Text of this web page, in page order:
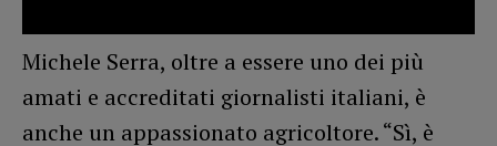
Michele Serra, oltre a essere uno dei più
amati e accreditati giornalisti italiani, è
anche un appassionato agricoltore. “Sì, è